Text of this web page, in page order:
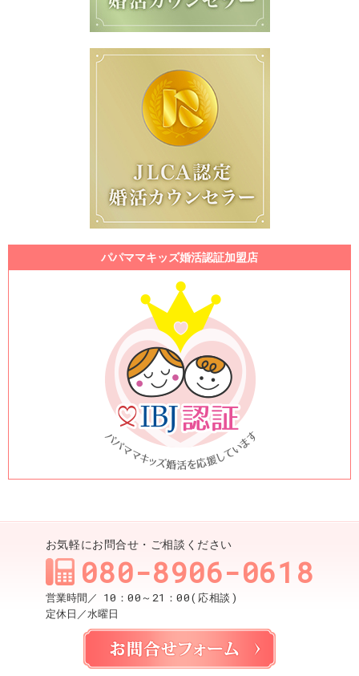
パパママキッズ婚活認証加盟店
お気軽にお問合せ・ご相談ください
080-8906-0618
営業時間／ 10：00～21：00(応相談)
定休日／水曜日